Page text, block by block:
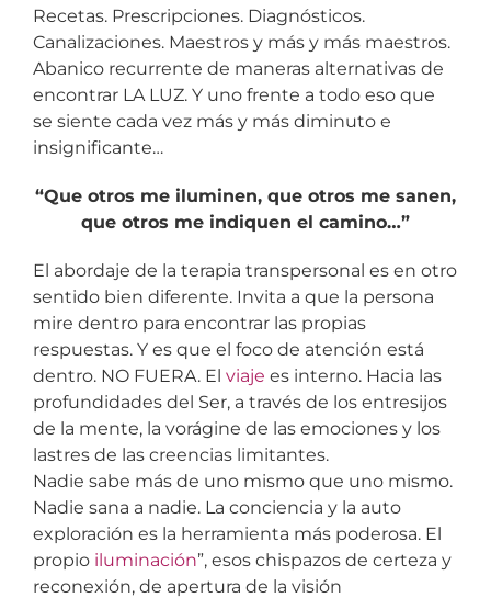
Recetas. Prescripciones. Diagnósticos.
Canalizaciones. Maestros y más y más maestros.
Abanico recurrente de maneras alternativas de
encontrar LA LUZ. Y uno frente a todo eso que
se siente cada vez más y más diminuto e
insignificante…
“Que otros me iluminen, que otros me sanen,
que otros me indiquen el camino…”
El abordaje de la terapia transpersonal es en otro
sentido bien diferente. Invita a que la persona
mire dentro para encontrar las propias
respuestas. Y es que el foco de atención está
dentro. NO FUERA. El viaje es interno. Hacia las
profundidades del Ser, a través de los entresijos
de la mente, la vorágine de las emociones y los
lastres de las creencias limitantes.
Nadie sabe más de uno mismo que uno mismo.
Nadie sana a nadie. La conciencia y la auto
exploración es la herramienta más poderosa. El
propio iluminación”, esos chispazos de certeza y
reconexión, de apertura de la visión